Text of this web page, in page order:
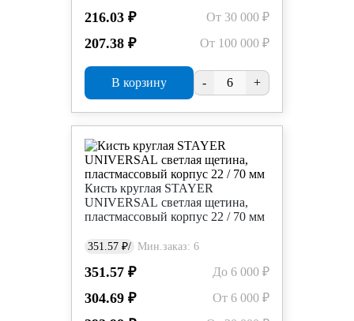
216.03 ₽ От 30 000 ₽
207.38 ₽ От 100 000 ₽
В корзину - +
Кисть круглая STAYER
UNIVERSAL светлая щетина,
пластмассовый корпус 22 / 70 мм
351.57 ₽/ Мин.заказ: 6
351.57 ₽ До 6 000 ₽
304.69 ₽ От 6 000 ₽